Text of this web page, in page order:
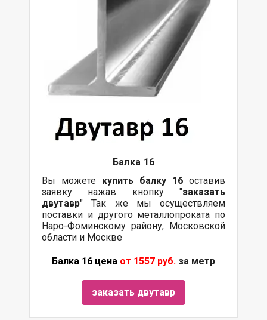
Балка 16
Вы можете купить балку 16 оставив
заявку нажав кнопку "заказать
двутавр" Так же мы осуществляем
поставки и другого металлопроката по
Наро-Фоминскому району, Московской
области и Москве
Балка 16 цена от 1557 руб. за метр
заказать двутавр